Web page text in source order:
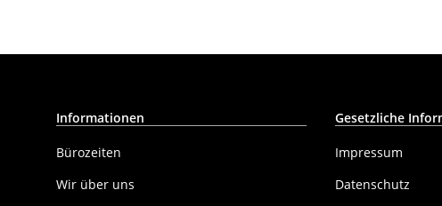
Informationen
Bürozeiten
Wir über uns
Gesetzliche
Impressum
Datenschutz